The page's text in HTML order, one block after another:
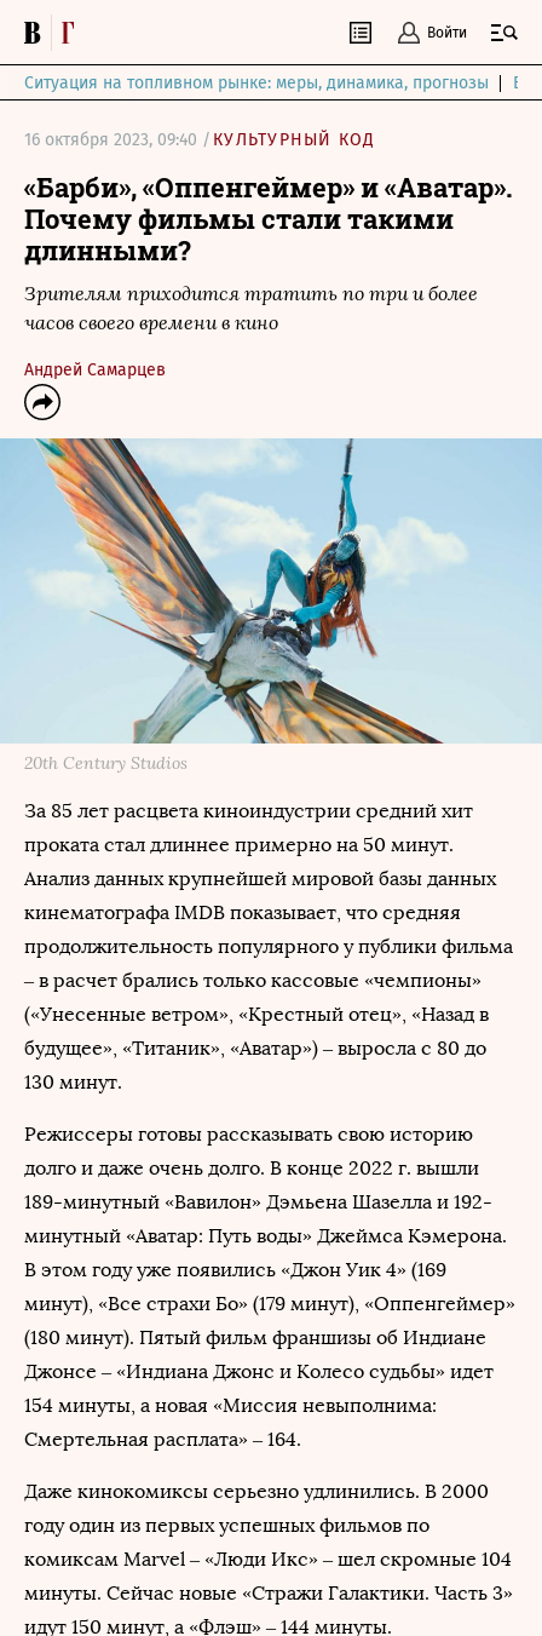
Войти
Ситуация на топливном рынке: меры, динамика, прогнозы
16 октября 2023, 09:40 / КУЛЬТУРНЫЙ КОД
«Барби», «Оппенгеймер» и «Аватар».
Почему фильмы стали такими
длинными?
Зрителям приходится тратить по три и более
часов своего времени в кино
Андрей Самарцев
20th Century Studios
За 85 лет расцвета киноиндустрии средний хит
проката стал длиннее примерно на 50 минут.
Анализ данных крупнейшей мировой базы данных
кинематографа IMDB показывает, что средняя
продолжительность популярного у публики фильма
– в расчет брались только кассовые «чемпионы»
(«Унесенные ветром», «Крестный отец», «Назад в
будущее», «Титаник», «Аватар») – выросла с 80 до
130 минут.
Режиссеры готовы рассказывать свою историю
долго и даже очень долго. В конце 2022 г. вышли
189-минутный «Вавилон» Дэмьена Шазелла и 192-
минутный «Аватар: Путь воды» Джеймса Кэмерона.
В этом году уже появились «Джон Уик 4» (169
минут), «Все страхи Бо» (179 минут), «Оппенгеймер»
(180 минут). Пятый фильм франшизы об Индиане
Джонсе – «Индиана Джонс и Колесо судьбы» идет
154 минуты, а новая «Миссия невыполнима:
Смертельная расплата» – 164.
Даже кинокомиксы серьезно удлинились. В 2000
году один из первых успешных фильмов по
комиксам Marvel – «Люди Икс» – шел скромные 104
минуты. Сейчас новые «Стражи Галактики. Часть 3»
идут 150 минут, а «Флэш» – 144 минуты.